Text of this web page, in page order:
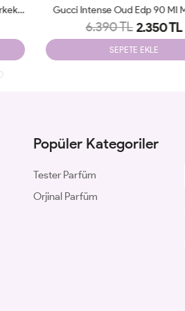
Intense Oud Edp 90 Ml Man JLT
2.350 TL
Popüler Kategoriler
Tester Parfüm
Orjinal Parfüm